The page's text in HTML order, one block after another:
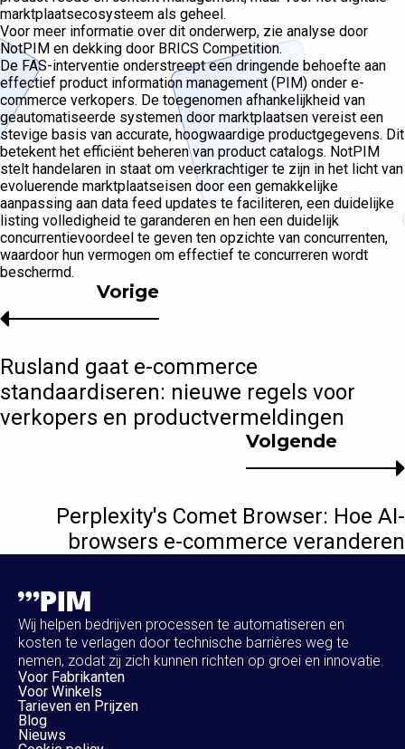
marktplaatsecosysteem als geheel.
Voor meer informatie over dit onderwerp, zie analyse door
NotPIM en dekking door BRICS Competition.
De FAS-interventie onderstreept een dringende behoefte aan
effectief product information management (PIM) onder e-
commerce verkopers. De toegenomen afhankelijkheid van
geautomatiseerde systemen door marktplaatsen vereist een
stevige basis van accurate, hoogwaardige productgegevens. Dit
betekent het efficiënt beheren van product catalogs. NotPIM
stelt handelaren in staat om veerkrachtiger te zijn in het licht van
evoluerende marktplaatseisen door een gemakkelijke
aanpassing aan data feed updates te faciliteren, een duidelijke
listing volledigheid te garanderen en hen een duidelijk
concurrentievoordeel te geven ten opzichte van concurrenten,
waardoor hun vermogen om effectief te concurreren wordt
beschermd.
Volgende
Perplexity's Comet Browser: Hoe AI-
browsers e-commerce veranderen
Vorige
Rusland gaat e-commerce
standaardiseren: nieuwe regels voor
verkopers en productvermeldingen
Wij helpen bedrijven processen te automatiseren en
kosten te verlagen door technische barrières weg te
nemen, zodat zij zich kunnen richten op groei en innovatie.
Voor Fabrikanten
Voor Winkels
Tarieven en Prijzen
Blog
Nieuws